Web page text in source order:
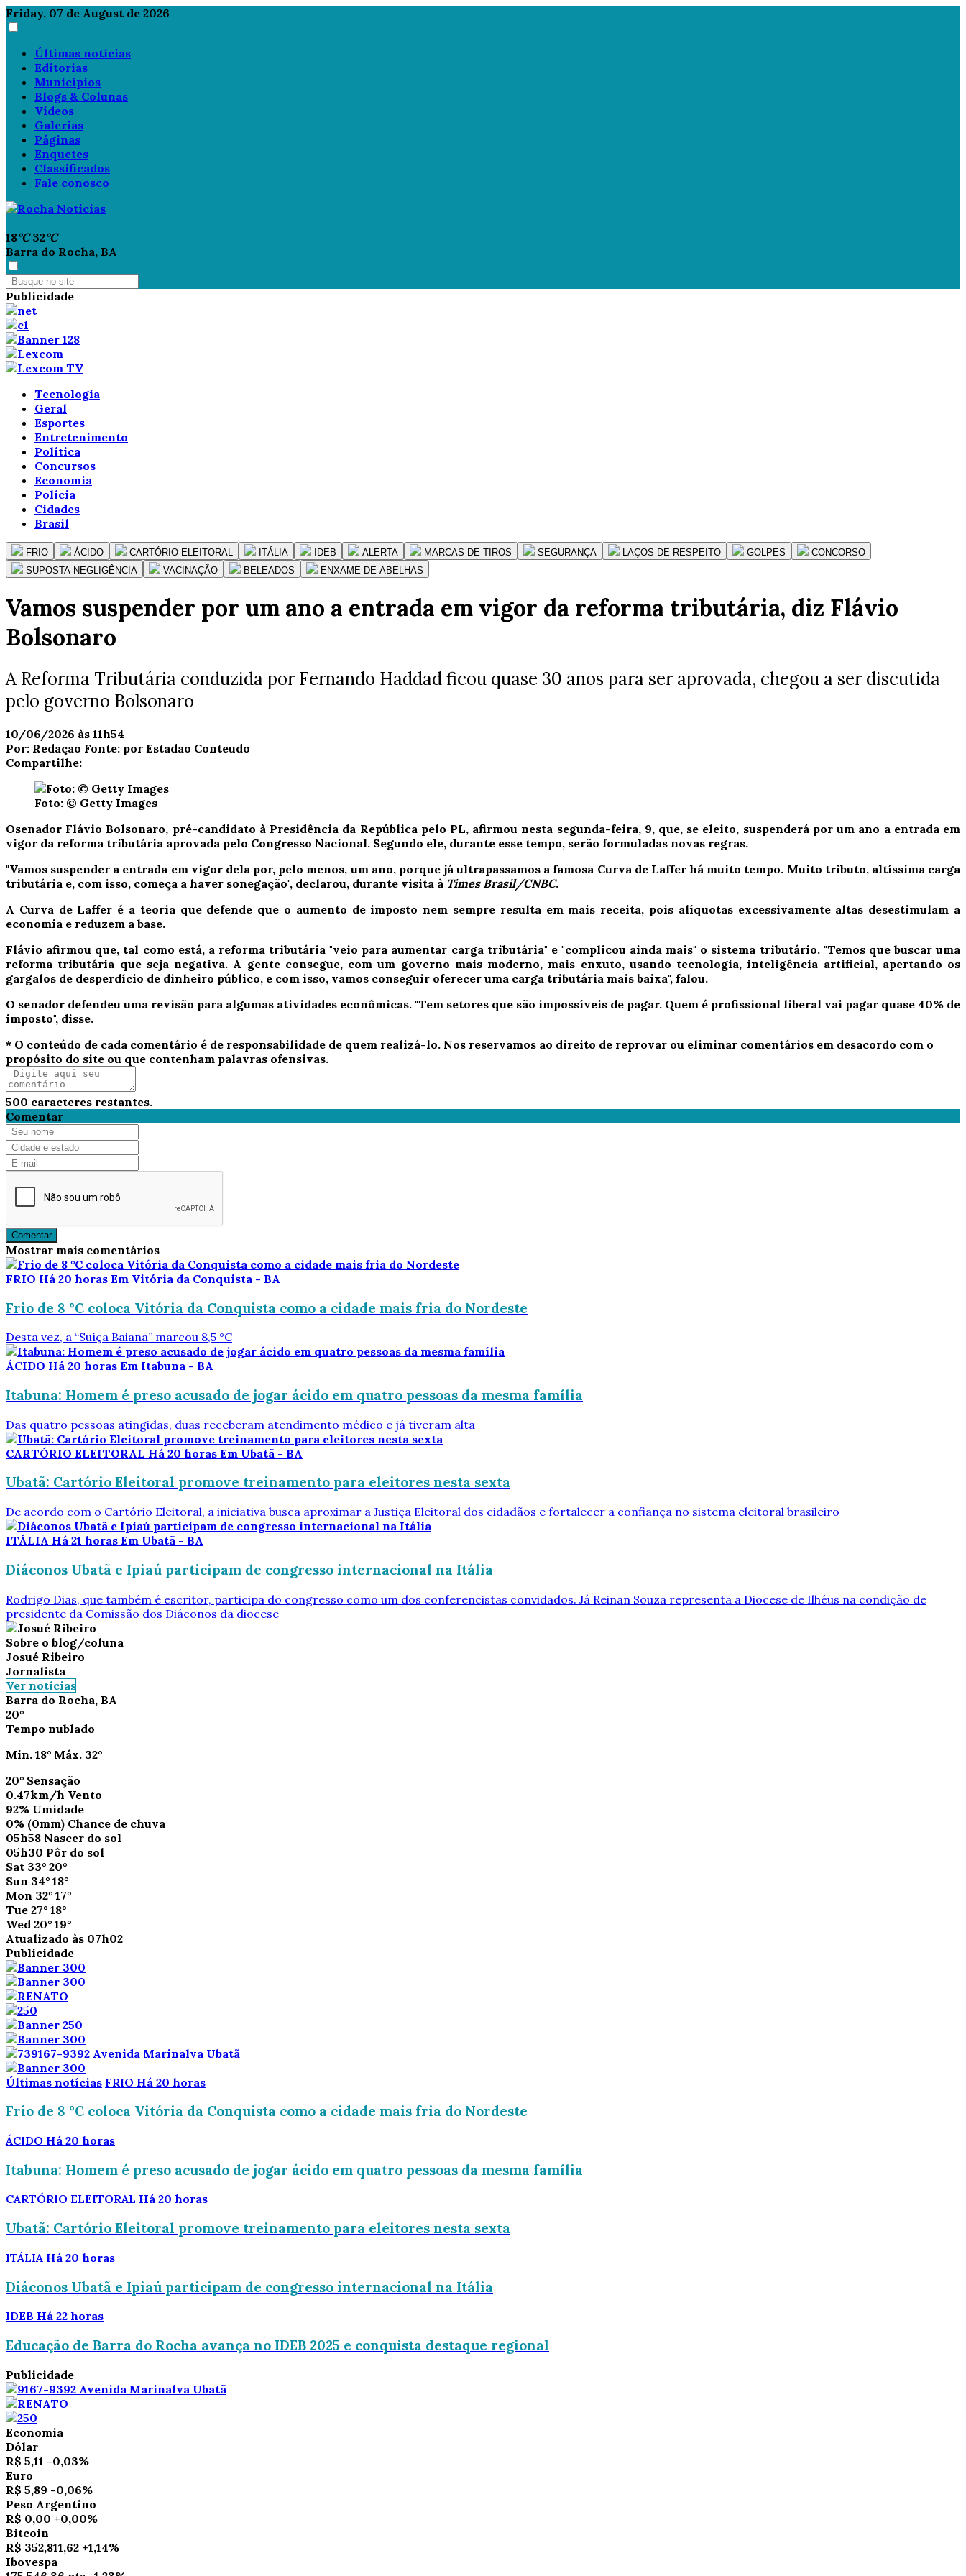
Friday, 07 de August de 2026
Últimas notícias
Editorias
Municípios
Blogs & Colunas
Vídeos
Galerias
Páginas
Enquetes
Classificados
Fale conosco
18°C 32°C
Barra do Rocha, BA
Publicidade
Tecnologia
Geral
Esportes
Entretenimento
Política
Concursos
Economia
Polícia
Cidades
Brasil
FRIO ÁCIDO CARTÓRIO ELEITORAL ITÁLIA IDEB ALERTA MARCAS DE TIROS SEGURANÇA LAÇOS DE RESPEITO GOLPES
CONCORSO
SUPOSTA NEGLIGÊNCIA
VACINAÇÃO BELEADOS ENXAME DE ABELHAS
Vamos suspender por um ano a entrada em vigor da reforma tributária, diz Flávio
Bolsonaro
A Reforma Tributária conduzida por Fernando Haddad ficou quase 30 anos para ser aprovada, chegou a ser discutida
pelo governo Bolsonaro
10/06/2026 às 11h54
Por: Redaçao Fonte: por Estadao Conteudo
Compartilhe:
Foto: © Getty Images
Osenador Flávio Bolsonaro, pré-candidato à Presidência da República pelo PL, afirmou nesta segunda-feira, 9, que, se eleito, suspenderá por um ano a entrada em
vigor da reforma tributária aprovada pelo Congresso Nacional. Segundo ele, durante esse tempo, serão formuladas novas regras.
"Vamos suspender a entrada em vigor dela por, pelo menos, um ano, porque já ultrapassamos a famosa Curva de Laffer há muito tempo. Muito tributo, altíssima carga
tributária e, com isso, começa a haver sonegação", declarou, durante visita à Times Brasil/CNBC.
A Curva de Laffer é a teoria que defende que o aumento de imposto nem sempre resulta em mais receita, pois alíquotas excessivamente altas desestimulam a
economia e reduzem a base.
Flávio afirmou que, tal como está, a reforma tributária "veio para aumentar carga tributária" e "complicou ainda mais" o sistema tributário. "Temos que buscar uma
reforma tributária que seja negativa. A gente consegue, com um governo mais moderno, mais enxuto, usando tecnologia, inteligência artificial, apertando os
gargalos de desperdício de dinheiro público, e com isso, vamos conseguir oferecer uma carga tributária mais baixa", falou.
O senador defendeu uma revisão para algumas atividades econômicas. "Tem setores que são impossíveis de pagar. Quem é profissional liberal vai pagar quase 40% de
imposto", disse.
* O conteúdo de cada comentário é de responsabilidade de quem realizá-lo. Nos reservamos ao direito de reprovar ou eliminar comentários em desacordo com o
propósito do site ou que contenham palavras ofensivas.
500 caracteres restantes.
Comentar
Comentar
Mostrar mais comentários
FRIO Há 20 horas Em Vitória da Conquista - BA
Frio de 8 °C coloca Vitória da Conquista como a cidade mais fria do Nordeste
Desta vez, a “Suíça Baiana” marcou 8,5 °C
ÁCIDO Há 20 horas Em Itabuna - BA
Itabuna: Homem é preso acusado de jogar ácido em quatro pessoas da mesma família
Das quatro pessoas atingidas, duas receberam atendimento médico e já tiveram alta
CARTÓRIO ELEITORAL Há 20 horas Em Ubatã - BA
Ubatã: Cartório Eleitoral promove treinamento para eleitores nesta sexta
De acordo com o Cartório Eleitoral, a iniciativa busca aproximar a Justiça Eleitoral dos cidadãos e fortalecer a confiança no sistema eleitoral brasileiro
ITÁLIA Há 21 horas Em Ubatã - BA
Diáconos Ubatã e Ipiaú participam de congresso internacional na Itália
Rodrigo Dias, que também é escritor, participa do congresso como um dos conferencistas convidados. Já Reinan Souza representa a Diocese de Ilhéus na condição de
presidente da Comissão dos Diáconos da diocese
Sobre o blog/coluna
Josué Ribeiro
Jornalista
Ver notícias
Barra do Rocha, BA
20°
Tempo nublado
Mín. 18° Máx. 32°
20° Sensação
0.47km/h Vento
92% Umidade
0% (0mm) Chance de chuva
05h58 Nascer do sol
05h30 Pôr do sol
Sat 33° 20°
Sun 34° 18°
Mon 32° 17°
Tue 27° 18°
Wed 20° 19°
Atualizado às 07h02
Publicidade
Últimas notícias FRIO Há 20 horas
Frio de 8 °C coloca Vitória da Conquista como a cidade mais fria do Nordeste
ÁCIDO Há 20 horas
Itabuna: Homem é preso acusado de jogar ácido em quatro pessoas da mesma família
CARTÓRIO ELEITORAL Há 20 horas
Ubatã: Cartório Eleitoral promove treinamento para eleitores nesta sexta
ITÁLIA Há 20 horas
Diáconos Ubatã e Ipiaú participam de congresso internacional na Itália
IDEB Há 22 horas
Educação de Barra do Rocha avança no IDEB 2025 e conquista destaque regional
Publicidade
Economia
Dólar
R$ 5,11 -0,03%
Euro
R$ 5,89 -0,06%
Peso Argentino
R$ 0,00 +0,00%
Bitcoin
R$ 352,811,62 +1,14%
Ibovespa